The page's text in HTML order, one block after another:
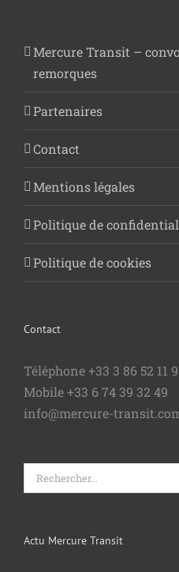
Mercure Transit –
remorques
Partenaires
Contact
Mentions légales
Politique de
Politique de cookies
Contact
Téléphone +33 3 86 52 11
Mobile +33 6 74 39 32 49
info@mercure-
Rechercher:
Actu Mercure Transit